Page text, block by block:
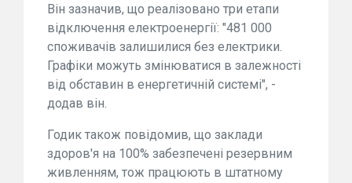
Він зазначив, що реалізовано три етапи
відключення електроенергії: "481 000
споживачів залишилися без електрики.
Графіки можуть змінюватися в залежності
від обставин в енергетичній системі", -
додав він.
Годик також повідомив, що заклади
здоров'я на 100% забезпечені резервним
живленням, тож працюють в штатному